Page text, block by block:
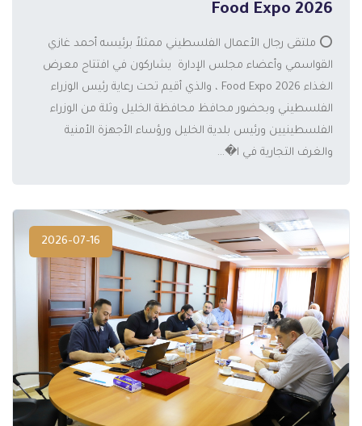
2026 Food Expo
⭕️ ملتقى رجال الأعمال الفلسطيني ممثلاً برئيسه أحمد غازي
القواسمي وأعضاء مجلس الإدارة يشاركون في افتتاح معرض
الغذاء 2026 Food Expo ، والذي أقيم تحت رعاية رئيس الوزراء
الفلسطيني وبحضور محافظ محافظة الخليل وثلة من الوزراء
الفلسطينيين ورئيس بلدية الخليل ورؤساء الأجهزة الأمنية
والغرف التجارية في ا�...
2026-07-16
المزيد